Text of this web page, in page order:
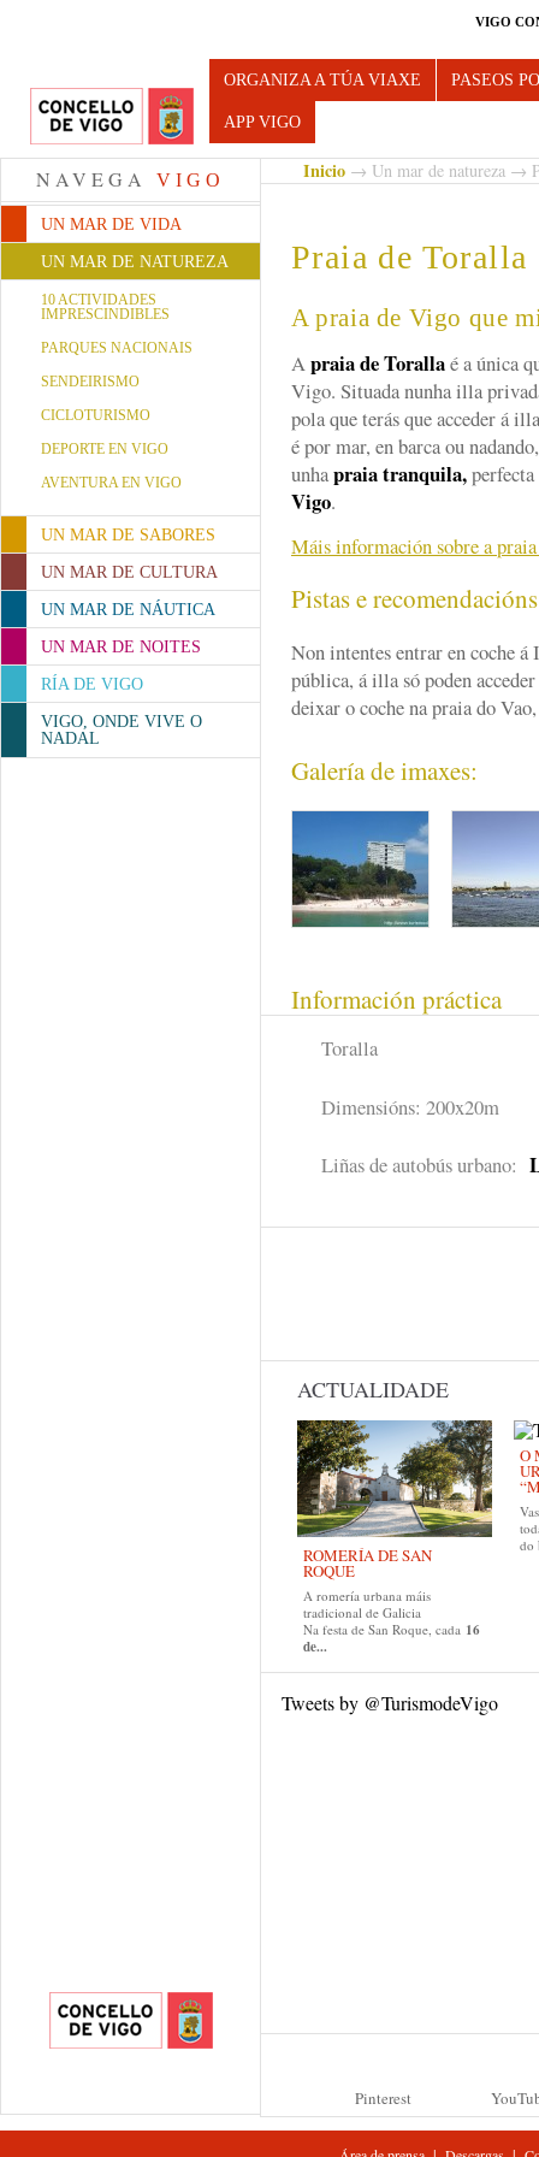
VIGO
Turismo de Vigo
ORGANIZA A TÚA VIAXE PASEOS
APP VIGO
NAVEGA VIGO
UN MAR DE VIDA
UN MAR DE NATUREZA
10 ACTIVIDADES
IMPRESCINDIBLES
PARQUES NACIONAIS
SENDEIRISMO
CICLOTURISMO
DEPORTE EN VIGO
AVENTURA EN VIGO
UN MAR DE SABORES
UN MAR DE CULTURA
UN MAR DE NÁUTICA
UN MAR DE NOITES
RÍA DE VIGO
VIGO, ONDE VIVE O
NADAL
Inicio → Un mar de natureza →
Praia de Toralla
A praia de Vigo que
Apraia de Torallaé a única
Vigo. Situada nunha illa
pola que terás que acceder á
é por mar, en barca ou
unhapraia tranquila,
Vigo.
Máis información sobre a
Pistas e
Non intentes entrar en coche
pública, á illa só poden
deixar o coche na praia do
Galería de imaxes:
Información práctica
Toralla
Dimensións: 200x20m
Liñas de autobús urbano:
ACTUALIDADE
ROMERÍA DE SAN
ROQUE
A romería urbana máis
tradicional de Galicia
Na festa de San Roque, cada 16
de...
O
do
Tweets by @TurismodeVigo
Pinterest